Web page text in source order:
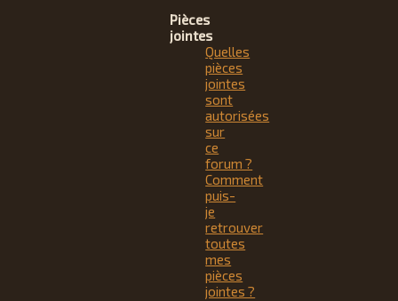
Pièces
jointes
Quelles
pièces
jointes
sont
autorisées
sur
ce
forum ?
Comment
puis-
je
retrouver
toutes
mes
pièces
jointes ?